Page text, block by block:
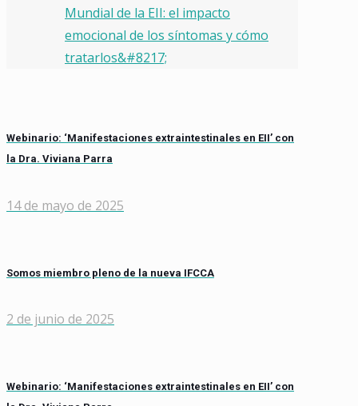
Mundial de la EII: el impacto
emocional de los síntomas y cómo
tratarlos&#8217;
Webinario: ‘Manifestaciones extraintestinales en EII’ con
la Dra. Viviana Parra
14 de mayo de 2025
Somos miembro pleno de la nueva IFCCA
2 de junio de 2025
Webinario: ‘Manifestaciones extraintestinales en EII’ con